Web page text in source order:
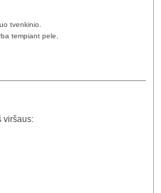
tvenkinio.
tempiant pele.
viršaus: